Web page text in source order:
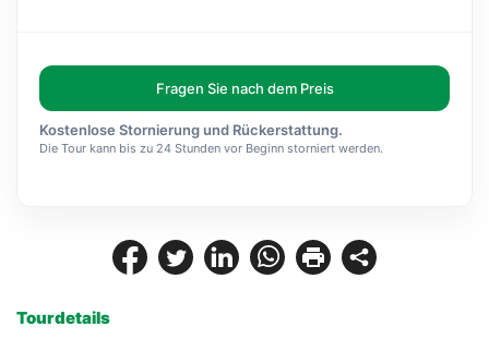
Tourdetails
Fragen Sie nach dem Preis
Kostenlose Stornierung und Rückerstattung.
Die Tour kann bis zu 24 Stunden vor Beginn storniert werden.